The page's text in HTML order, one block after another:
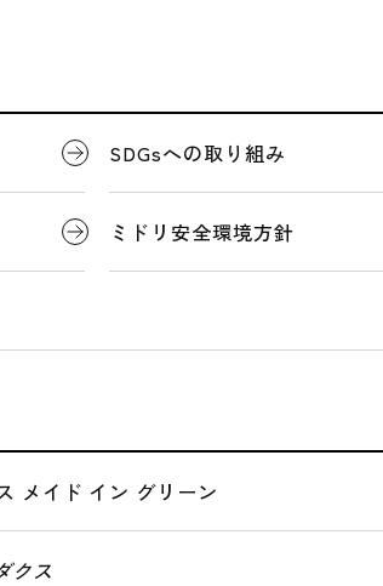
代表者ごあいさつ
会社概要
製品について
デジタルカタログ
SDGsへの取り組み
ミドリ安全環境方針
メイド イン グリーン
クス
ヘル
メッ
ットの
た。
ャップ」の略称で
る決意が込められ